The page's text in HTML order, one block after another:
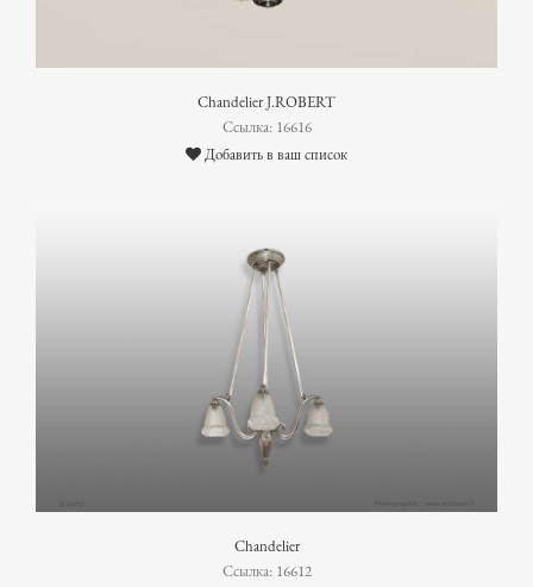
Chandelier J.ROBERT
Ссылка: 16616
Добавить в ваш список
Chandelier
Ссылка: 16612